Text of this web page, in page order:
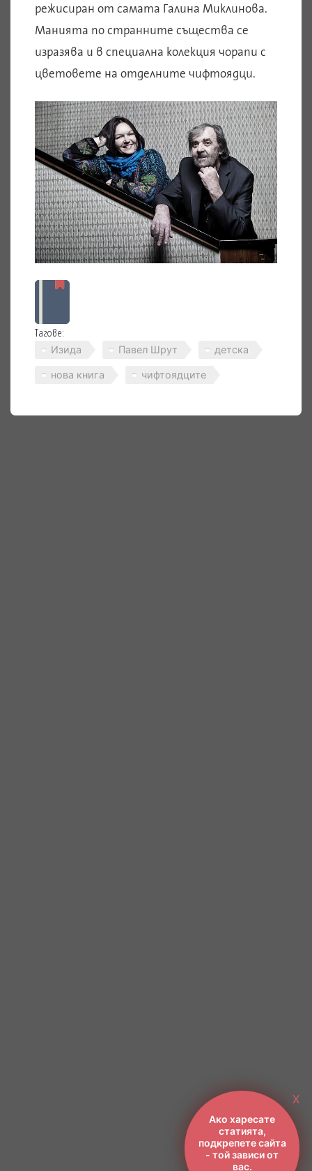
X
Ако харесате
статията,
подкрепете сайта
- той зависи от
вас.
режисиран от самата Галина Миклинова.
Манията по странните същества се
изразява и в специална колекция чорапи с
цветовете на отделните чифтоядци.
Тагове:
Изида Павел Шрут детска
нова книга чифтоядците